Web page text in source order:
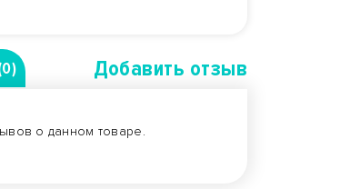
Добавить отзыв
о данном товаре.